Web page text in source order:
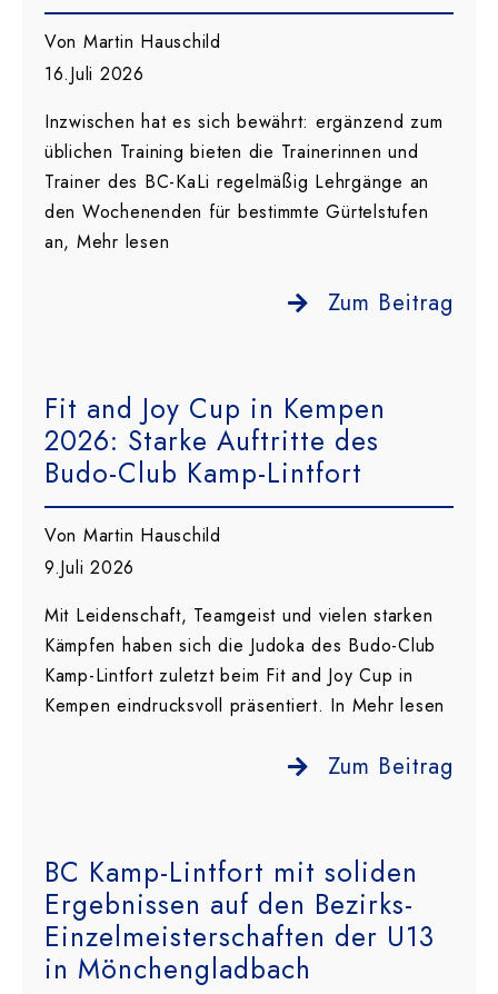
Von Martin Hauschild
16.Juli 2026
Inzwischen hat es sich bewährt: ergänzend zum
üblichen Training bieten die Trainerinnen und
Trainer des BC-KaLi regelmäßig Lehrgänge an
den Wochenenden für bestimmte Gürtelstufen
an, Mehr lesen
Zum Beitrag
Fit and Joy Cup in Kempen
2026: Starke Auftritte des
Budo-Club Kamp-Lintfort
Von Martin Hauschild
9.Juli 2026
Mit Leidenschaft, Teamgeist und vielen starken
Kämpfen haben sich die Judoka des Budo-Club
Kamp-Lintfort zuletzt beim Fit and Joy Cup in
Kempen eindrucksvoll präsentiert. In Mehr lesen
Zum Beitrag
BC Kamp-Lintfort mit soliden
Ergebnissen auf den Bezirks-
Einzelmeisterschaften der U13
in Mönchengladbach